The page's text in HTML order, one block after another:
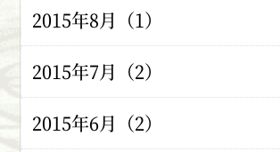
2015年8月（1）
2015年7月（2）
2015年6月（2）